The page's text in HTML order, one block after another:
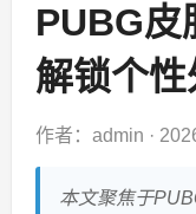
PUBG皮
解锁个
作者：admin ·
本文聚焦于